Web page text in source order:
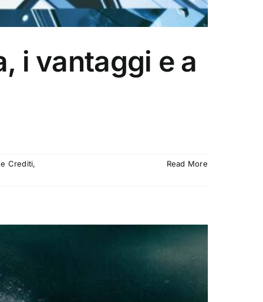
i vantaggi e a
Crediti,
Read More